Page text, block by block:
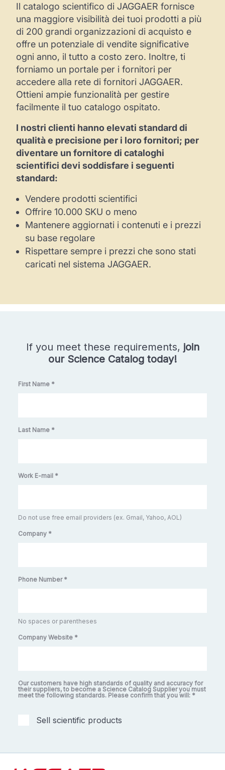
Il catalogo scientifico di JAGGAER fornisce
una maggiore visibilità dei tuoi prodotti a più
di 200 grandi organizzazioni di acquisto e
offre un potenziale di vendite significative
ogni anno, il tutto a costo zero. Inoltre, ti
forniamo un portale per i fornitori per
accedere alla rete di fornitori JAGGAER.
Ottieni ampie funzionalità per gestire
facilmente il tuo catalogo ospitato.
I nostri clienti hanno elevati standard di
qualità e precisione per i loro fornitori; per
diventare un fornitore di cataloghi
scientifici devi soddisfare i seguenti
standard:
Vendere prodotti scientifici
Offrire 10.000 SKU o meno
Mantenere aggiornati i contenuti e i prezzi
su base regolare
Rispettare sempre i prezzi che sono stati
caricati nel sistema JAGGAER.